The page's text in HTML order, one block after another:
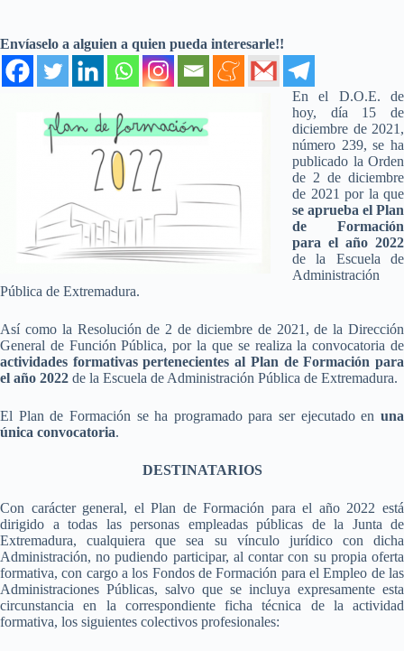
Envíaselo a alguien a quien pueda interesarle!!
En el D.O.E. de
hoy, día 15 de
diciembre de 2021,
número 239, se ha
publicado la Orden
de 2 de diciembre
de 2021 por la que
se aprueba el Plan
de Formación
para el año 2022
de la Escuela de
Administración
Pública de Extremadura.
Así como la Resolución de 2 de diciembre de 2021, de la Dirección
General de Función Pública, por la que se realiza la convocatoria de
actividades formativas pertenecientes al Plan de Formación para
el año 2022 de la Escuela de Administración Pública de Extremadura.
El Plan de Formación se ha programado para ser ejecutado en una
única convocatoria.
DESTINATARIOS
Con carácter general, el Plan de Formación para el año 2022 está
dirigido a todas las personas empleadas públicas de la Junta de
Extremadura, cualquiera que sea su vínculo jurídico con dicha
Administración, no pudiendo participar, al contar con su propia oferta
formativa, con cargo a los Fondos de Formación para el Empleo de las
Administraciones Públicas, salvo que se incluya expresamente esta
circunstancia en la correspondiente ficha técnica de la actividad
formativa, los siguientes colectivos profesionales: